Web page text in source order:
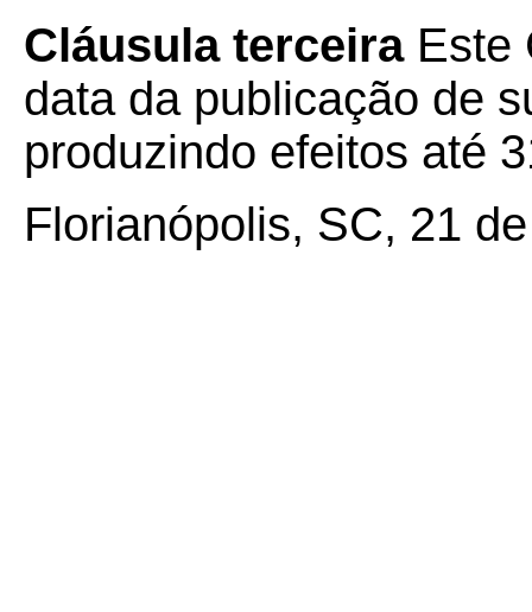
Cláusula terceiraEste
data da publicação de
produzindo efeitos até
Florianópolis, SC, 21